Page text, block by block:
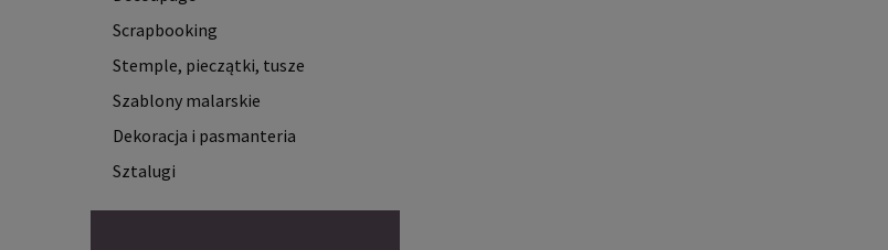
Scrapbooking
Stemple, pieczątki, tusze
Szablony malarskie
Dekoracja i pasmanteria
Sztalugi